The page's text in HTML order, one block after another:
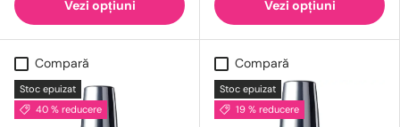
Vezi opțiuni Vezi opțiuni
Compară
Stoc epuizat
40 % reducere
Compară
Stoc epuizat
19 % reducere